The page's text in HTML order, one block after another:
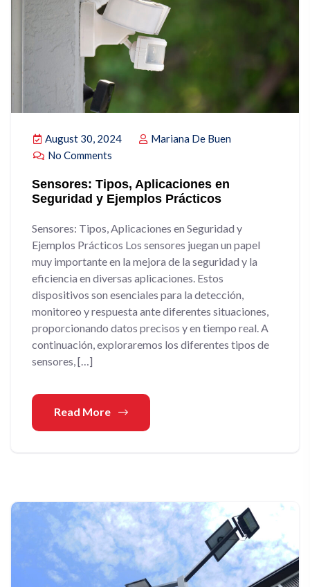
August 30, 2024
Mariana De Buen
No Comments
Sensores: Tipos, Aplicaciones en
Seguridad y Ejemplos Prácticos
Sensores: Tipos, Aplicaciones en Seguridad y
Ejemplos Prácticos Los sensores juegan un papel
muy importante en la mejora de la seguridad y la
eficiencia en diversas aplicaciones. Estos
dispositivos son esenciales para la detección,
monitoreo y respuesta ante diferentes situaciones,
proporcionando datos precisos y en tiempo real. A
continuación, exploraremos los diferentes tipos de
sensores, […]
Read More